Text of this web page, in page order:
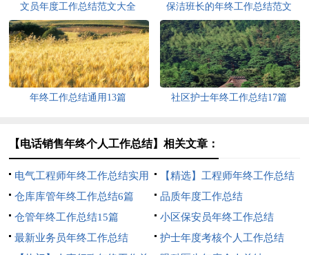
文员年度工作总结范文大全 保洁班长的年终工作总结范文
年终工作总结通用13篇 社区护士年终工作总结17篇
【电话销售年终个人工作总结】相关文章：
电气工程师年终工作总结实用
5篇
【精选】工程师年终工作总结
3篇
仓库库管年终工作总结6篇
品质年度工作总结
仓管年终工作总结15篇
小区保安员年终工作总结
最新业务员年终工作总结
护士年度考核个人工作总结